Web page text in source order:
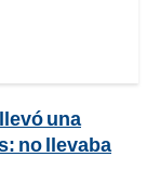
una
no llevaba